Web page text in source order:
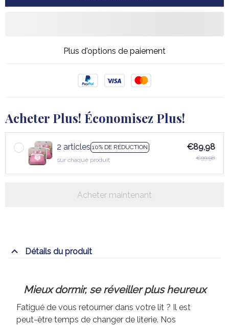
Plus d'options de paiement
Acheter Plus! Économisez Plus!
2 articles 10% DE RÉDUCTION
sur chaque produit
€89,98
€99,98
Acheter maintenant
Détails du produit
Mieux dormir, se réveiller plus heureux
Fatigué de vous retourner dans votre lit ? Il est
peut-être temps de changer de literie. Nos